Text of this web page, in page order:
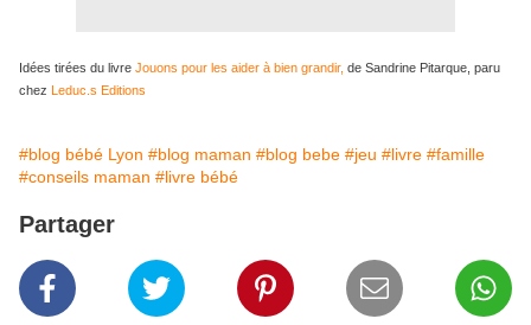
Idées tirées du livre Jouons pour les aider à bien grandir, de Sandrine Pitarque, paru
chez Leduc.s Editions
#blog bébé Lyon #blog maman #blog bebe #jeu #livre #famille
#conseils maman #livre bébé
Partager